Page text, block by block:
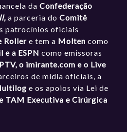
daConfederação
a parceria doComitê
patrocínios oficiais
Rollere tem a Moltencomo
e a ESPNcomo emissoras
o imirante.com e o Live
de mídia oficiais, a
e os apoios via Lei de
TAM Executiva e Cirúrgica